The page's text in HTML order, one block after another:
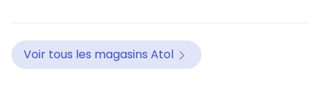
Voir tous les magasins Atol